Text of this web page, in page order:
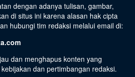
dengan adanya tulisan, gambar,
di situs ini karena alasan hak cipta
hubungi tim redaksi melalui email di:
dan menghapus konten yang
dan pertimbangan redaksi.